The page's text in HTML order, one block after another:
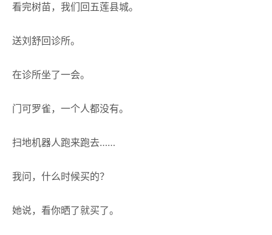
看完树苗，我们回五莲县城。
送刘舒回诊所。
在诊所坐了一会。
门可罗雀，一个人都没有。
扫地机器人跑来跑去……
我问，什么时候买的？
她说，看你晒了就买了。